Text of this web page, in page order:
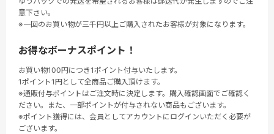
意下さい。
※一回のお買い物が三千円以上ご購入されたお客様が対象になります。
お得なボーナスポイント！
お買い物100円につき1ポイント付与いたします。
1ポイント1円として全商品ご購入頂けます。
※通販付与ポイントはご注文時に決定します。購入確認画面でご確認く
ださい。また、一部ポイントが付与されない商品もございます。
※ポイント獲得には、会員としてアカウントにログインいただく必要が
ございます。